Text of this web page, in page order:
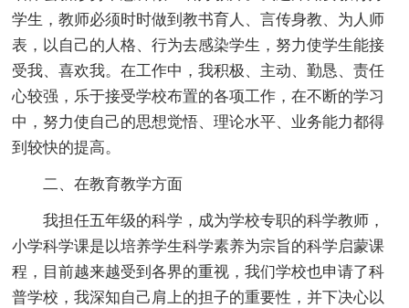
学生，教师必须时时做到教书育人、言传身教、为人师
表，以自己的人格、行为去感染学生，努力使学生能接
受我、喜欢我。在工作中，我积极、主动、勤恳、责任
心较强，乐于接受学校布置的各项工作，在不断的学习
中，努力使自己的思想觉悟、理论水平、业务能力都得
到较快的提高。
二、在教育教学方面
我担任五年级的科学，成为学校专职的科学教师，
小学科学课是以培养学生科学素养为宗旨的科学启蒙课
程，目前越来越受到各界的重视，我们学校也申请了科
普学校，我深知自己肩上的担子的重要性，并下决心以